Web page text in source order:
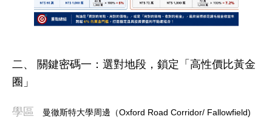
二、 關鍵密碼一：選對地段，鎖定「高性價比黃金
圈」
學區
曼徹斯特大學周邊（Oxford Road Corridor/ Fallowfield)